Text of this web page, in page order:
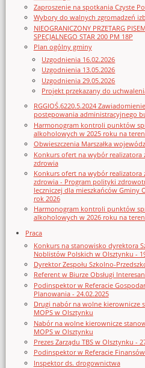
Zaproszenie na spotkania Czyste
Wybory do walnych zgromadzeń
NIEOGRANICZONY PRZETARG
SPECJALNEGO STAR 200 PM 18P
Plan ogólny gminy
Uzgodnienia 16.02.2026
Uzgodnienia 13.05.2026
Uzgodnienia 29.05.2026
Projekt przekazany do
RGGIOŚ.6220.5.2024
postępowania administracyjnego
Harmonogram kontroli punktów
alkoholowych w 2025 roku na
Obwieszczenia Marszałka
Konkurs ofert na wybór realizatora
zdrowia
Konkurs ofert na wybór realizatora
zdrowia - Program polityki
leczniczej dla mieszkańców Gminy
rok 2026
Harmonogram kontroli punktów
alkoholowych w 2026 roku na
Praca
Konkurs na stanowisko dyrektora
Noblistów Polskich w Olsztynku -
Dyrektor Zespołu Szkolno-
Referent w Biurze Obsługi
Podinspektor w Referacie
Planowania - 24.02.2025
Drugi nabór na wolne kierownicze
MOPS w Olsztynku
Nabór na wolne kierownicze
MOPS w Olsztynku
Prezes Zarządu TBS w Olsztynku -
Podinspektor w Referacie
Inspektor ds. drogownictwa